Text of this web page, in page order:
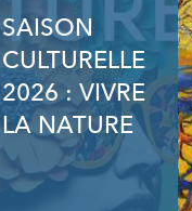
SAISON
CULTURELLE
2026 : VIVRE
LA NATURE